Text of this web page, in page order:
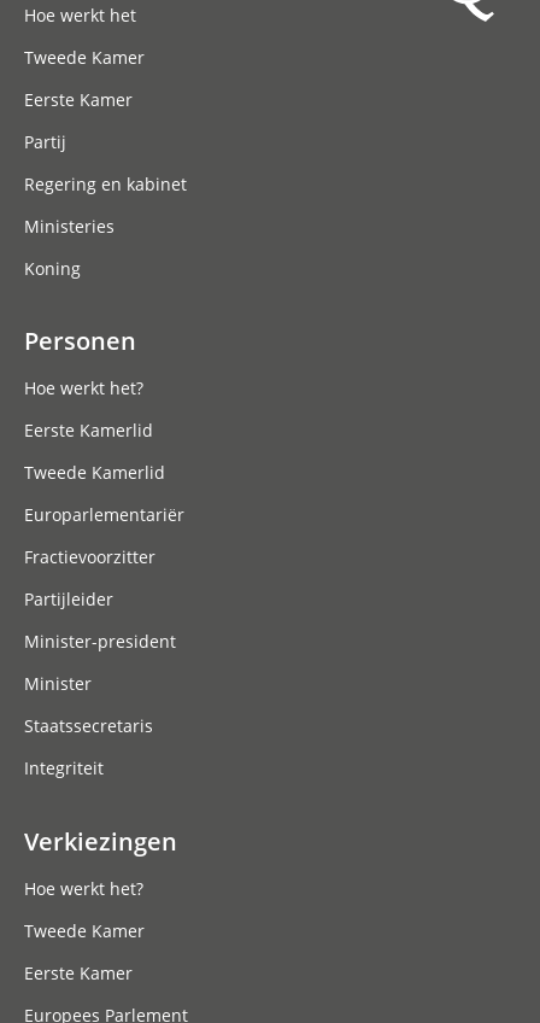
Hoe werkt het
Tweede Kamer
Eerste Kamer
Partij
Regering en kabinet
Ministeries
Koning
Personen
Hoe werkt het?
Eerste Kamerlid
Tweede Kamerlid
Europarlementariër
Fractievoorzitter
Partijleider
Minister-president
Minister
Staatssecretaris
Integriteit
Verkiezingen
Hoe werkt het?
Tweede Kamer
Eerste Kamer
Europees Parlement